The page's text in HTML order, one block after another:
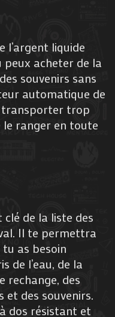
l’argent liquide
peux acheter de la
souvenirs sans
automatique de
transporter trop
le ranger en toute
de la liste des
Il te permettra
as besoin
de l’eau, de la
rechange, des
et des souvenirs.
dos résistant et